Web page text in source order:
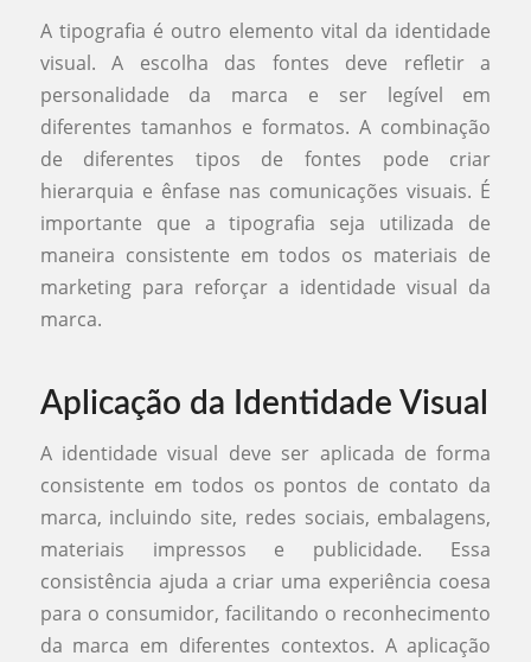
A tipografia é outro elemento vital da identidade
visual. A escolha das fontes deve refletir a
personalidade da marca e ser legível em
diferentes tamanhos e formatos. A combinação
de diferentes tipos de fontes pode criar
hierarquia e ênfase nas comunicações visuais. É
importante que a tipografia seja utilizada de
maneira consistente em todos os materiais de
marketing para reforçar a identidade visual da
marca.
Aplicação da Identidade Visual
A identidade visual deve ser aplicada de forma
consistente em todos os pontos de contato da
marca, incluindo site, redes sociais, embalagens,
materiais impressos e publicidade. Essa
consistência ajuda a criar uma experiência coesa
para o consumidor, facilitando o reconhecimento
da marca em diferentes contextos. A aplicação